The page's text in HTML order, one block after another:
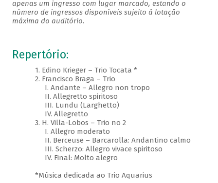
apenas um ingresso com lugar marcado, estando o
número de ingressos disponíveis sujeito à lotação
máxima do auditório.
Repertório:
1. Edino Krieger – Trio Tocata *
2. Francisco Braga – Trio
I. Andante – Allegro non tropo
II. Allegretto spiritoso
III. Lundu (Larghetto)
IV. Allegretto
3. H. Villa-Lobos – Trio no 2
I. Allegro moderato
II. Berceuse – Barcarolla: Andantino calmo
III. Scherzo: Allegro vivace spiritoso
IV. Final: Molto alegro
*Música dedicada ao Trio Aquarius